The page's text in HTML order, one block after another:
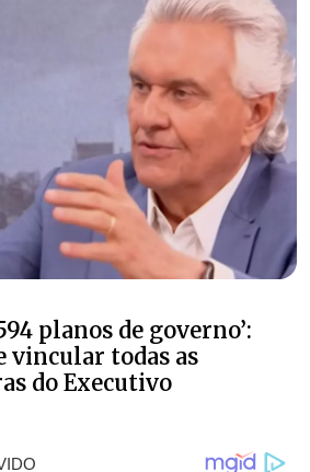
planos de governo’:
vincular todas as
do Executivo